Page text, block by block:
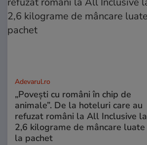
Adevarul.ro
„Povești cu români în chip de
animale”. De la hoteluri care au
refuzat români la All Inclusive la
2,6 kilograme de mâncare luate
la pachet